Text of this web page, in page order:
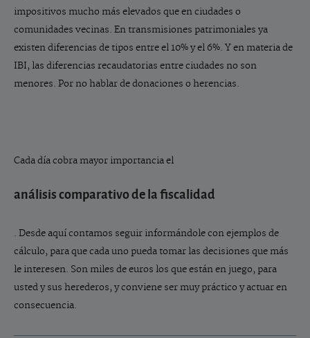
impositivos mucho más elevados que en ciudades o
comunidades vecinas. En transmisiones patrimoniales ya
existen diferencias de tipos entre el 10% y el 6%. Y en materia de
IBI, las diferencias recaudatorias entre ciudades no son
menores. Por no hablar de donaciones o herencias.
Cada día cobra mayor importancia el
análisis comparativo de la fiscalidad
. Desde aquí contamos seguir informándole con ejemplos de
cálculo, para que cada uno pueda tomar las decisiones que más
le interesen. Son miles de euros los que están en juego, para
usted y sus herederos, y conviene ser muy práctico y actuar en
consecuencia.